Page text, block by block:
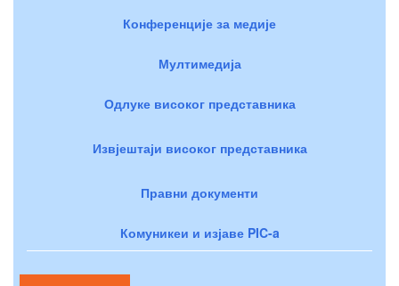
Конференције за медије
Мултимедија
Одлуке високог представника
Извјештаји високог представника
Правни документи
Комуникеи и изјаве PIC-a